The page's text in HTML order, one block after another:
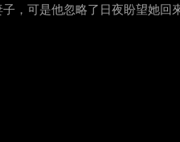
，可是他忽略了日夜盼望她